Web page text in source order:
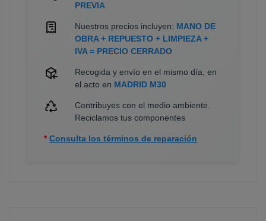
PREVIA
Nuestros precios incluyen: MANO DE
OBRA + REPUESTO + LIMPIEZA +
IVA = PRECIO CERRADO
Recogida y envío en el mismo día, en
el acto en MADRID M30
Contribuyes con el medio ambiente.
Reciclamos tus componentes
* Consulta los términos de reparación